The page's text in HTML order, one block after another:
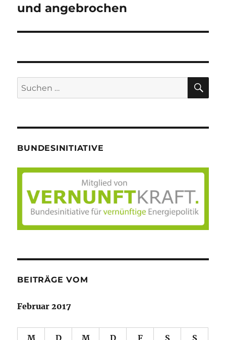
und angebrochen
Suche
nach:
BUNDESINITIATIVE
BEITRÄGE VOM
Februar 2017
M D M D F S S